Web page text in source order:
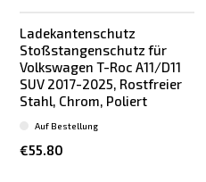
Ladekantenschutz
Stoßstangenschutz für
Volkswagen T-Roc A11/D11
SUV 2017-2025, Rostfreier
Stahl, Chrom, Poliert
€55.80
Auf Bestellung